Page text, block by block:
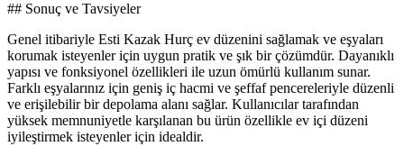
## Sonuç ve Tavsiyeler
Genel itibariyle Esti Kazak Hurç ev düzenini sağlamak ve eşyaları
korumak isteyenler için uygun pratik ve şık bir çözümdür. Dayanıklı
yapısı ve fonksiyonel özellikleri ile uzun ömürlü kullanım sunar.
Farklı eşyalarınız için geniş iç hacmi ve şeffaf pencereleriyle düzenli
ve erişilebilir bir depolama alanı sağlar. Kullanıcılar tarafından
yüksek memnuniyetle karşılanan bu ürün özellikle ev içi düzeni
iyileştirmek isteyenler için idealdir.